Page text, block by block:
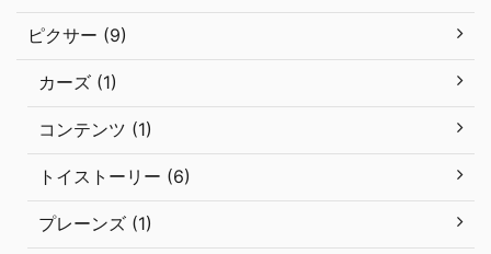
ピクサー (9)
カーズ (1)
コンテンツ (1)
トイストーリー (6)
プレーンズ (1)